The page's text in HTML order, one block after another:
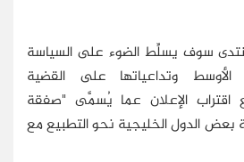
سوف يسلِّط الضوء على السياسة
الأوسط وتداعياتها على القضية
اقتراب الإعلان عما يُسمَّى "صفقة
بعض الدول الخليجية نحو التطبيع مع